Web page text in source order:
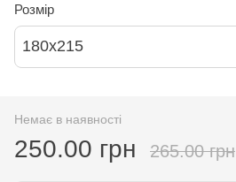
Розмір
180х215
Немає в наявності
250.00 грн 265.00 грн